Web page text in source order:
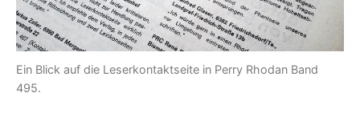
Ein Blick auf die Leserkontaktseite in Perry Rhodan Band
495.